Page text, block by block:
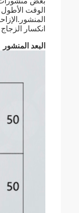
الوقت
انكسار
البعد المنشور